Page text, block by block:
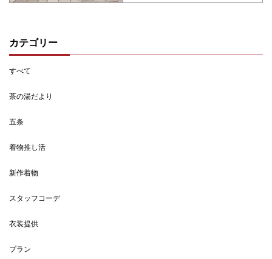
カテゴリー
すべて
茶の湯だより
五条
着物推し活
新作着物
スタッフコーデ
衣装提供
プラン